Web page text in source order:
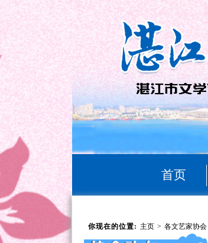
首页
你现在的位置: 主页 > 各文艺家协会